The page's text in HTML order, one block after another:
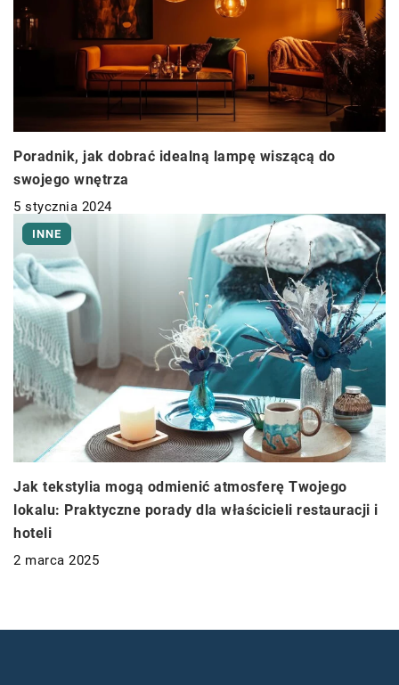
Poradnik, jak dobrać idealną lampę wiszącą do
swojego wnętrza
5 stycznia 2024
INNE
Jak tekstylia mogą odmienić atmosferę Twojego
lokalu: Praktyczne porady dla właścicieli restauracji i
hoteli
2 marca 2025